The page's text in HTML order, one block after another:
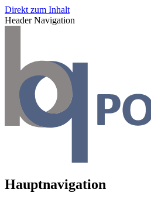
Direkt zum Inhalt
Header Navigation
Hauptnavigation